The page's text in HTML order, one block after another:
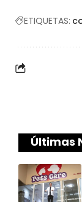
ETIQUETAS:
Últimas